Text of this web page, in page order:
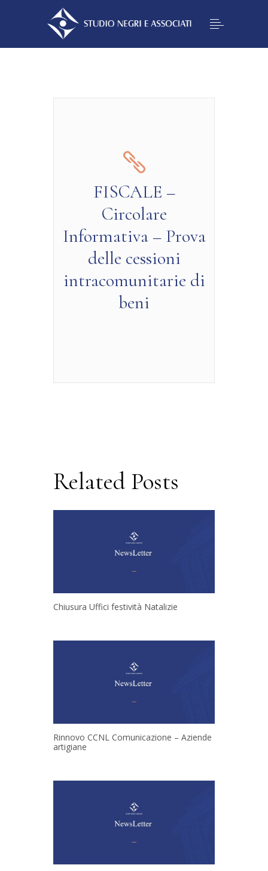
FISCALE –
Circolare
Informativa – Prova
delle cessioni
intracomunitarie di
beni
Related Posts
Chiusura Uffici festività Natalizie
Rinnovo CCNL Comunicazione – Aziende
artigiane